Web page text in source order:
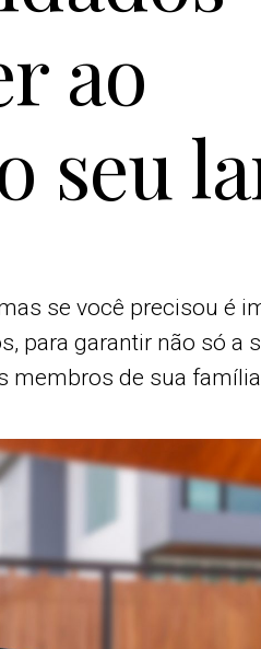
ao
seu
se você precisou é
para garantir não só a
membros de sua